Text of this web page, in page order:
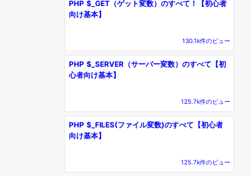
PHP $_GET（ゲット変数）のすべて！【初心者
向け基本】
130.1k件のビュー
PHP $_SERVER（サーバー変数）のすべて【初
心者向け基本】
125.7k件のビュー
PHP $_FILES(ファイル変数)のすべて【初心者
向け基本】
125.7k件のビュー